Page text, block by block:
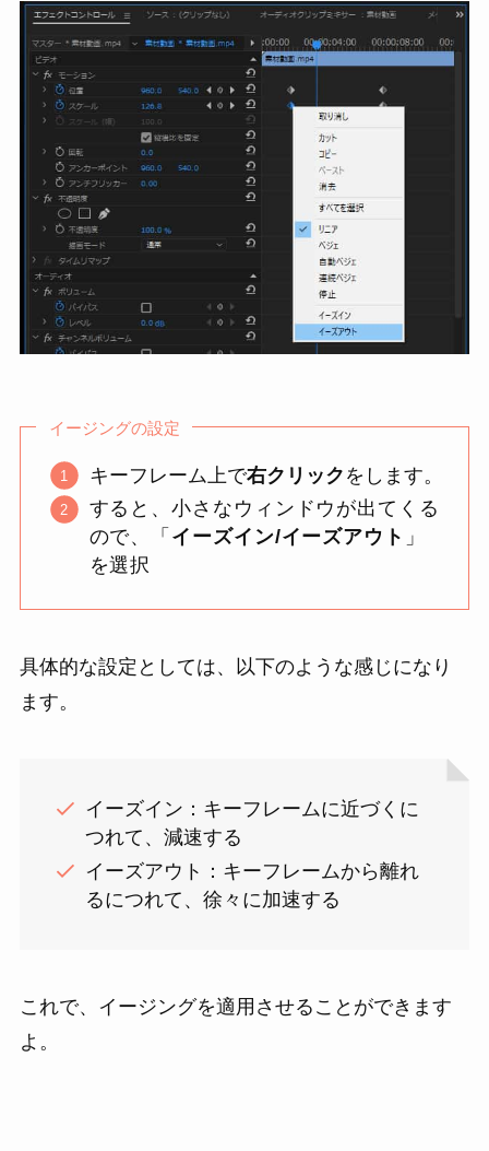
イージングの設定
キーフレーム上で右クリック をします。
すると、小さなウィンドウが出てくる
ので、「 イーズイン/イーズアウト 」
を選択
具体的な設定としては、以下のような感じになり
ます。
イーズイン：キーフレームに近づくに
つれて、減速する
イーズアウト：キーフレームから離れ
るにつれて、徐々に加速する
これで、イージングを適用させることができます
よ。